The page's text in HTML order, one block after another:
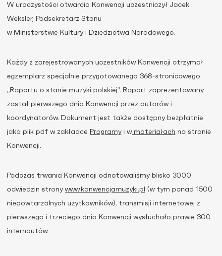
W uroczystości otwarcia Konwencji uczestniczył Jacek
Weksler, Podsekretarz Stanu
w Ministerstwie Kultury i Dziedzictwa Narodowego.
Każdy z zarejestrowanych uczestników Konwencji otrzymał
egzemplarz specjalnie przygotowanego 368-stronicowego
„Raportu o stanie muzyki polskiej”. Raport zaprezentowany
został pierwszego dnia Konwencji przez autorów i
koordynatorów. Dokument jest także dostępny bezpłatnie
jako plik pdf w zakładce Programyi w materiałach na stronie
Konwencji.
Podczas trwania Konwencji odnotowaliśmy blisko 3000
odwiedzin strony www.konwencjamuzyki.pl
(w tym ponad 1500
niepowtarzalnych użytkowników), transmisji internetowej z
pierwszego i trzeciego dnia Konwencji wysłuchało prawie 300
internautów.